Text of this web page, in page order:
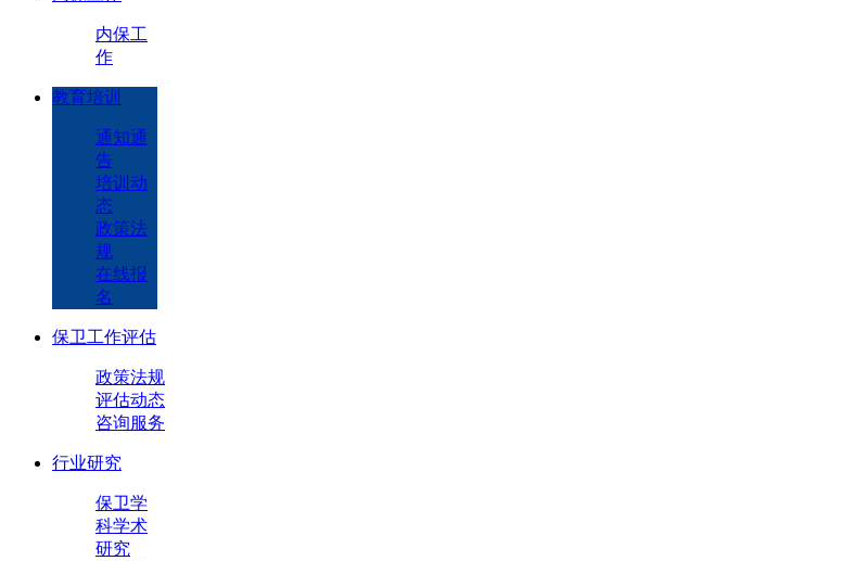
内保工
作
教育培训
通知通
告
培训动
态
政策法
规
在线报
名
保卫工作评估
政策法规
评估动态
咨询服务
行业研究
保卫学
科学术
研究